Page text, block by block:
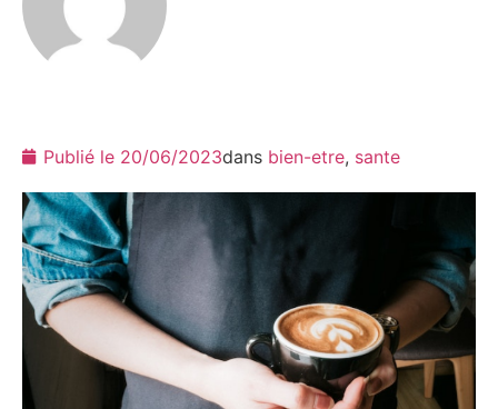
Publié le 20/06/2023dans bien-etre, sante